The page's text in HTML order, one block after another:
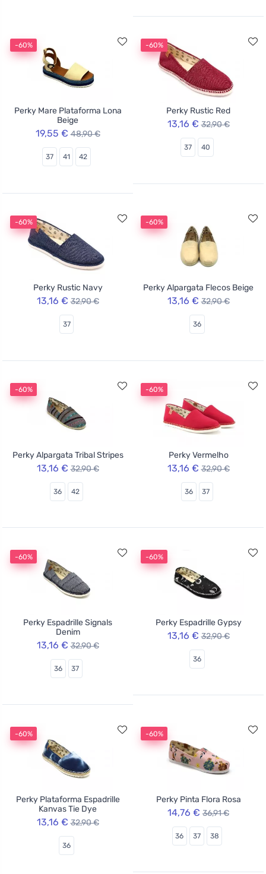
-60%
Perky Mare Plataforma Lona
Beige
19,55 € 48,90 €
37 41 42
-60%
Perky Rustic Red
13,16 € 32,90 €
37 40
-60%
Perky Rustic Navy
13,16 € 32,90 €
37
-60%
Perky Alpargata Flecos Beige
13,16 € 32,90 €
36
-60%
Perky Alpargata Tribal Stripes
13,16 € 32,90 €
36 42
-60%
Perky Vermelho
13,16 € 32,90 €
36 37
-60%
Perky Espadrille Signals
Denim
13,16 € 32,90 €
36 37
-60%
Perky Espadrille Gypsy
13,16 € 32,90 €
36
-60%
Perky Plataforma Espadrille
Kanvas Tie Dye
13,16 € 32,90 €
36
-60%
Perky Pinta Flora Rosa
14,76 € 36,91 €
36 37 38